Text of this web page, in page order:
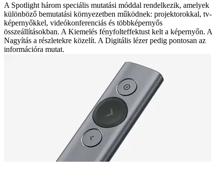
A Spotlight három speciális mutatási móddal rendelkezik, amelyek
különböző bemutatási környezetben működnek: projektorokkal, tv-
képernyőkkel, videókonferenciás és többképernyős
összeállításokban. A Kiemelés fényfolteffektust kelt a képernyőn. A
Nagyítás a részletekre közelít. A Digitális lézer pedig pontosan az
információra mutat.